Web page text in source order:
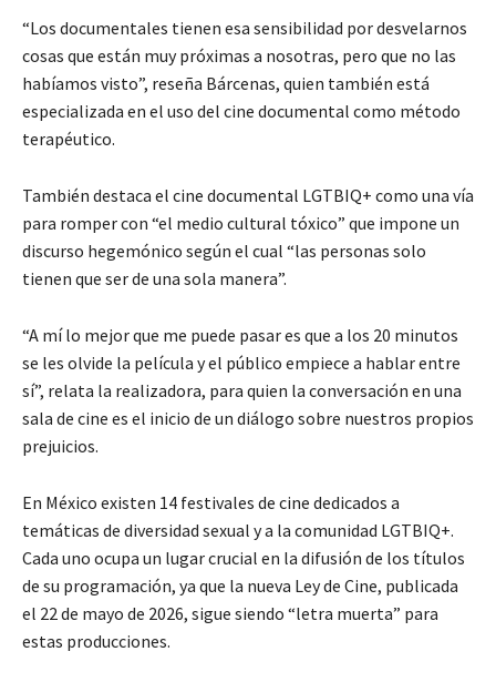
“Los documentales tienen esa sensibilidad por desvelarnos
cosas que están muy próximas a nosotras, pero que no las
habíamos visto”, reseña Bárcenas, quien también está
especializada en el uso del cine documental como método
terapéutico.
También destaca el cine documental LGTBIQ+ como una vía
para romper con “el medio cultural tóxico” que impone un
discurso hegemónico según el cual “las personas solo
tienen que ser de una sola manera”.
“A mí lo mejor que me puede pasar es que a los 20 minutos
se les olvide la película y el público empiece a hablar entre
sí”, relata la realizadora, para quien la conversación en una
sala de cine es el inicio de un diálogo sobre nuestros propios
prejuicios.
En México existen 14 festivales de cine dedicados a
temáticas de diversidad sexual y a la comunidad LGTBIQ+.
Cada uno ocupa un lugar crucial en la difusión de los títulos
de su programación, ya que la nueva Ley de Cine, publicada
el 22 de mayo de 2026, sigue siendo “letra muerta” para
estas producciones.